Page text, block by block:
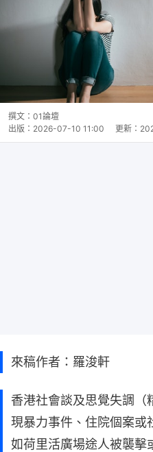
撰文： 01論壇
出版： 2026-07-10 11:00 更新：
來稿作者：羅浚軒
香港社會談及思覺失調（
現暴力事件、住院個案或
如荷里活廣場途人被襲擊